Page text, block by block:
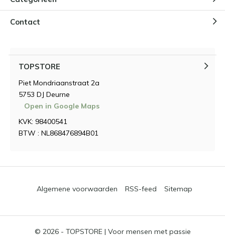
Contact
TOPSTORE
Piet Mondriaanstraat 2a
5753 DJ Deurne
Open in Google Maps
KVK: 98400541
BTW : NL868476894B01
© 2026 - TOPSTORE | Voor mensen met passie
Algemene voorwaarden RSS-feed Sitemap